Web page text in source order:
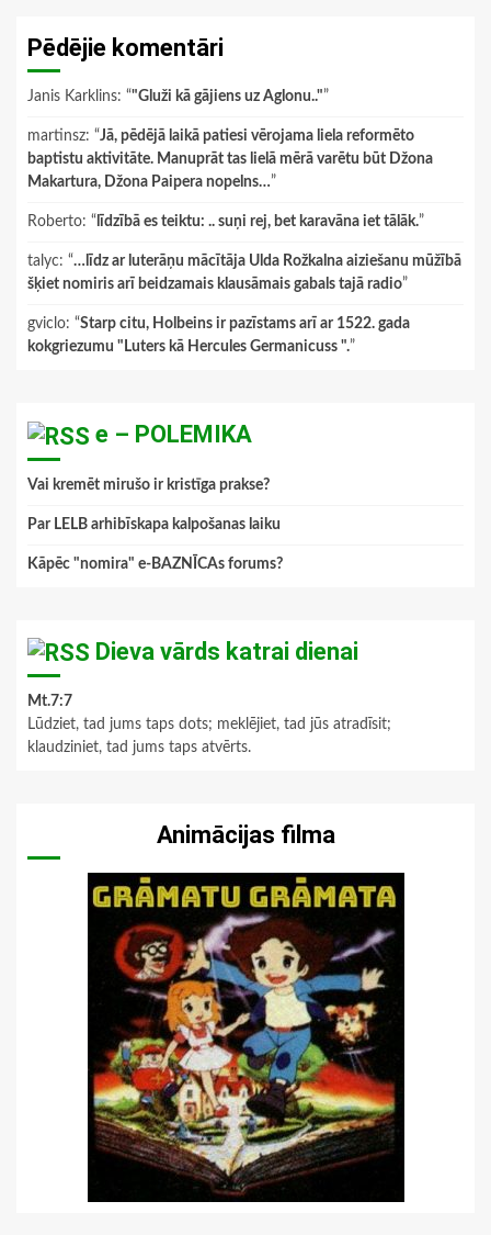
Pēdējie komentāri
Janis Karklins: “"Gluži kā gājiens uz Aglonu.."”
martinsz: “Jā, pēdējā laikā patiesi vērojama liela reformēto
baptistu aktivitāte. Manuprāt tas lielā mērā varētu būt Džona
Makartura, Džona Paipera nopelns…”
Roberto: “ līdzībā es teiktu: .. suņi rej, bet karavāna iet tālāk.”
talyc: “…līdz ar luterāņu mācītāja Ulda Rožkalna aiziešanu mūžībā
šķiet nomiris arī beidzamais klausāmais gabals tajā radio”
gviclo: “Starp citu, Holbeins ir pazīstams arī ar 1522. gada
kokgriezumu "Luters kā Hercules Germanicuss ".”
e – POLEMIKA
Vai kremēt mirušo ir kristīga prakse?
Par LELB arhibīskapa kalpošanas laiku
Kāpēc "nomira" e-BAZNĪCAs forums?
Dieva vārds katrai dienai
Mt.7:7
Lūdziet, tad jums taps dots; meklējiet, tad jūs atradīsit;
klaudziniet, tad jums taps atvērts.
Animācijas filma